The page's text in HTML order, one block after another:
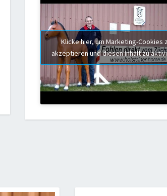
Klicke hier, um Marketing-Cookies
akzeptieren und diesen Inhalt zu